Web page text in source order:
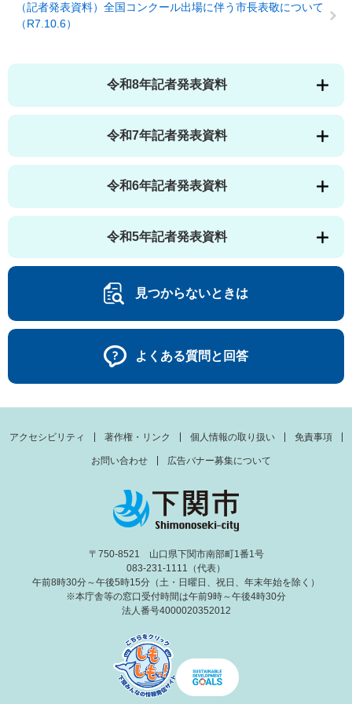
（記者発表資料）全国コンクール出場に伴う市長表敬について
（R7.10.6）
令和8年記者発表資料
令和7年記者発表資料
令和6年記者発表資料
令和5年記者発表資料
見つからないときは
よくある質問と回答
アクセシビリティ 著作権・リンク 個人情報の取り扱い 免責事項
お問い合わせ 広告バナー募集について
〒750-8521 山口県下関市南部町1番1号
083-231-1111（代表）
午前8時30分～午後5時15分（土・日曜日、祝日、年末年始を除く）
※本庁舎等の窓口受付時間は午前9時～午後4時30分
法人番号4000020352012